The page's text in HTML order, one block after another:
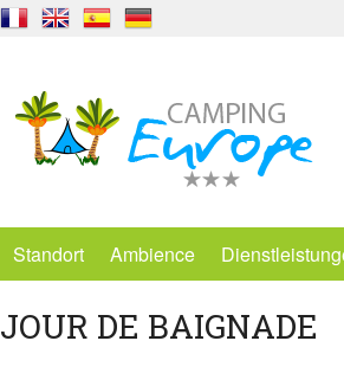
Standort Ambience
JOUR DE BAIGNADE